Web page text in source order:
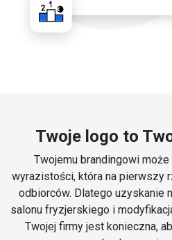
Twoje logo to
Twojemu brandingowi
wyrazistości, która na pierwszy
odbiorców. Dlatego uzyskanie
salonu fryzjerskiego i
Twojej firmy jest konieczna,